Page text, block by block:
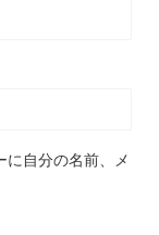
に自分の名前、メ